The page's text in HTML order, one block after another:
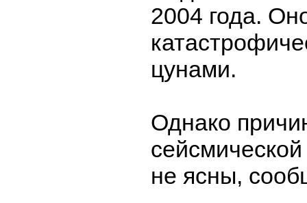
2004 года.
цунами.
Однако
не ясны,